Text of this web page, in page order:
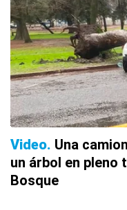
Video Una
un árbol en pleno
Bosque